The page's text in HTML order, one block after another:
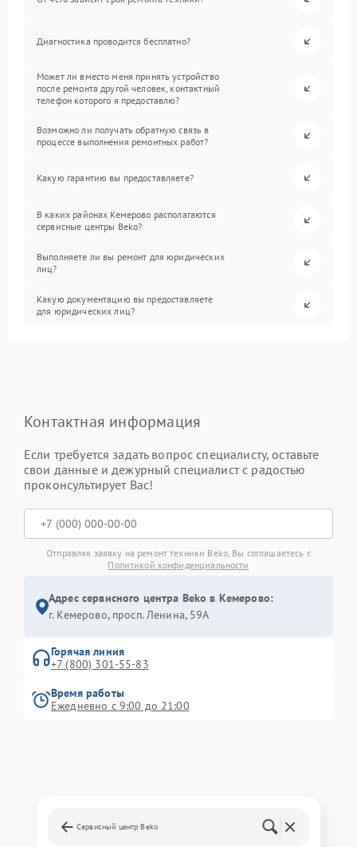
Диагностика проводится бесплатно?
Может ли вместо меня принять устройство
после ремонта другой человек, контактный
телефон которого я предоставлю?
Возможно ли получать обратную связь в
процессе выполнения ремонтных работ?
Какую гарантию вы предоставляете?
В каких районах Кемерово располагаются
сервисные центры Beko?
Выполняете ли вы ремонт для юридических
лиц?
Какую документацию вы предоставляете
для юридических лиц?
Контактная информация
Если требуется задать вопрос специалисту, оставьте
свои данные и дежурный специалист с радостью
проконсультирует Вас!
Отправляя заявку на ремонт техники Beko, Вы соглашаетесь с
Политикой конфиденциальности
Адрес сервисного центра Beko в Кемерово:
г. Кемерово, просп. Ленина, 59А
Горячая линия
+7 (800) 301-55-83
Время работы
Ежедневно с 9:00 до 21:00
Сервисный центр Beko